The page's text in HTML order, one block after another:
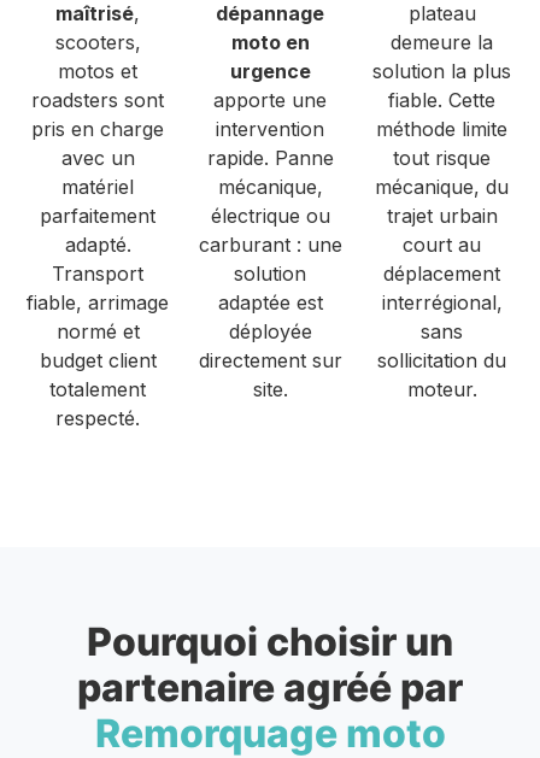
maîtrisé,
scooters,
motos et
roadsters sont
pris en charge
avec un
matériel
parfaitement
adapté.
Transport
fiable, arrimage
normé et
budget client
totalement
respecté.
dépannage
moto en
urgence
apporte une
intervention
rapide. Panne
mécanique,
électrique ou
carburant : une
solution
adaptée est
déployée
directement sur
site.
plateau
demeure la
solution la plus
fiable. Cette
méthode limite
tout risque
mécanique, du
trajet urbain
court au
déplacement
interrégional,
sans
sollicitation du
moteur.
Pourquoi choisir un
partenaire agréé par
Remorquage moto